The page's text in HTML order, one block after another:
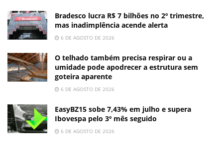
Bradesco lucra R$ 7 bilhões no 2º trimestre,
mas inadimplência acende alerta
6 DE AGOSTO DE 2026
O telhado também precisa respirar ou a
umidade pode apodrecer a estrutura sem
goteira aparente
6 DE AGOSTO DE 2026
EasyBZ15 sobe 7,43% em julho e supera
Ibovespa pelo 3º mês seguido
6 DE AGOSTO DE 2026